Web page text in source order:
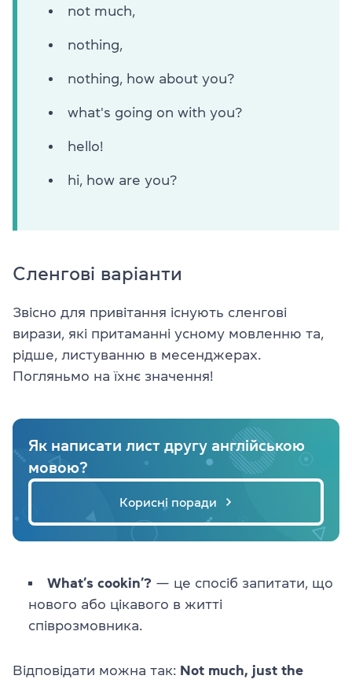
not much,
nothing,
nothing, how about you?
what's going on with you?
hello!
hi, how are you?
Сленгові варіанти
Звісно для привітання існують сленгові
вирази, які притаманні усному мовленню та,
рідше, листуванню в месенджерах.
Погляньмо на їхнє значення!
Як написати лист другу англійською
мовою?
Корисні поради
What’s cookin’? — це спосіб запитати, що
нового або цікавого в житті
співрозмовника.
Відповідати можна так: Not much, just the